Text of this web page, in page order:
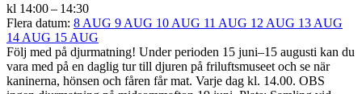
kl 14:00 – 14:30
Flera datum: 8 AUG 9 AUG 10 AUG 11 AUG 12 AUG 13 AUG
14 AUG 15 AUG
Följ med på djurmatning! Under perioden 15 juni–15 augusti kan du
vara med på en daglig tur till djuren på friluftsmuseet och se när
kaninerna, hönsen och fåren får mat. Varje dag kl. 14.00. OBS